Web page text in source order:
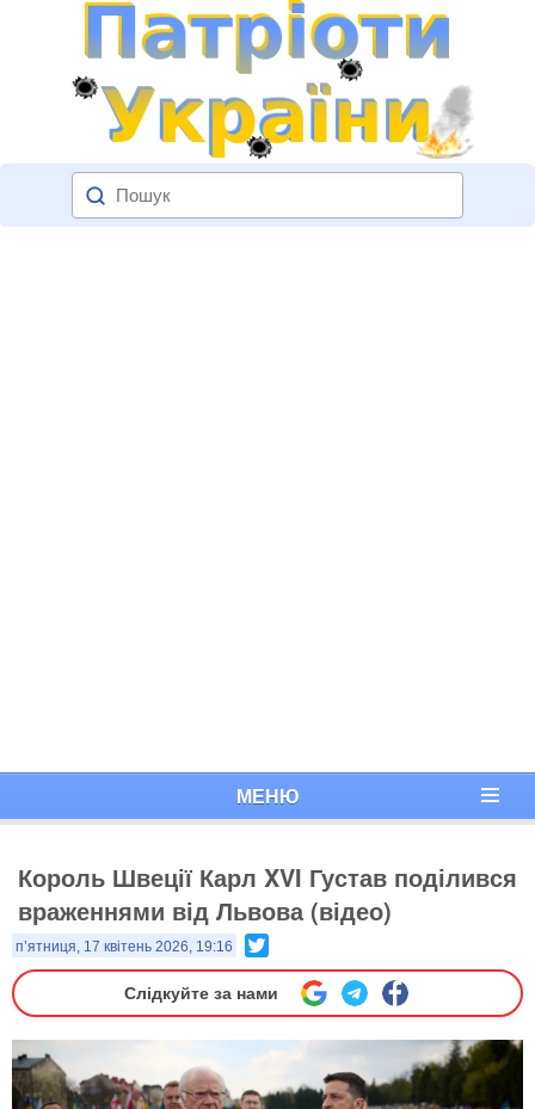
МЕНЮ
Король Швеції Карл XVI Густав поділився
враженнями від Львова (відео)
п’ятниця, 17 квітень 2026, 19:16
Слідкуйте за нами